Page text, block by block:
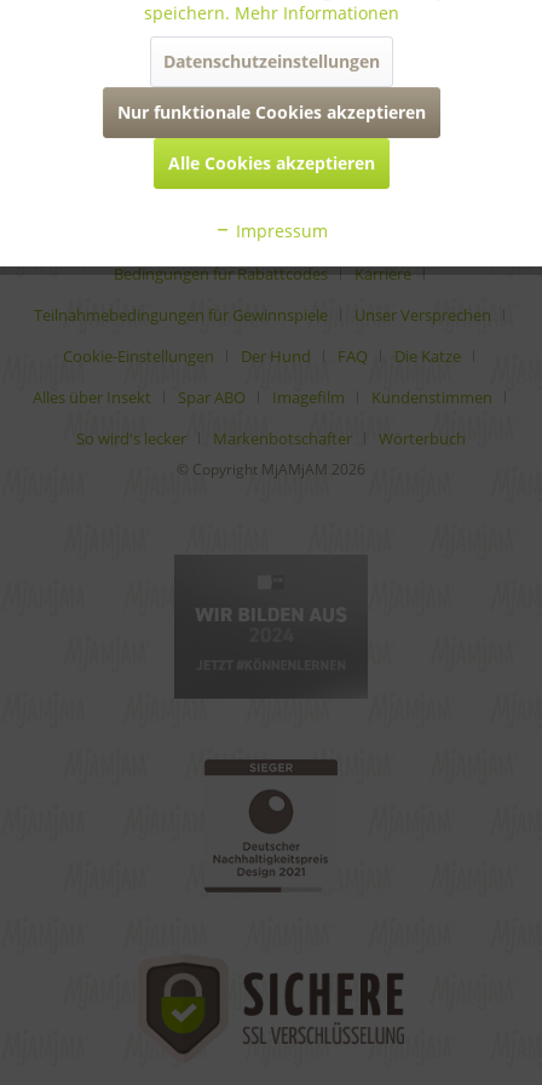
informationen
rechtliches
* Alle Preise inkl. gesetzl. Mehrwertsteuer zzgl.Versandkosten
Analytische Bestandteile
Auszeichnungen
Bedingungen für Rabattcodes
Karriere
Teilnahmebedingungen für Gewinnspiele
Unser Versprechen
Cookie-Einstellungen
Der Hund FAQ
Die Katze
Alles über Insekt
Spar ABO Imagefilm
Kundenstimmen
So wird's lecker
Markenbotschafter Wörterbuch
© Copyright MjAMjAM 2026
speichern. Mehr Informationen
Datenschutzeinstellungen
Nur funktionale Cookies akzeptieren
Alle Cookies akzeptieren
Impressum